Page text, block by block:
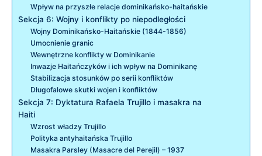
Wpływ na przyszłe relacje dominikańsko-haitańskie
Sekcja 6: Wojny i konflikty po niepodległości
Wojny Dominikańsko-Haitańskie (1844-1856)
Umocnienie granic
Wewnętrzne konflikty w Dominikanie
Inwazje Haitańczyków i ich wpływ na Dominikanę
Stabilizacja stosunków po serii konfliktów
Długofalowe skutki wojen i konfliktów
Sekcja 7: Dyktatura Rafaela Trujillo i masakra na
Haiti
Wzrost władzy Trujillo
Polityka antyhaitańska Trujillo
Masakra Parsley (Masacre del Perejil) – 1937